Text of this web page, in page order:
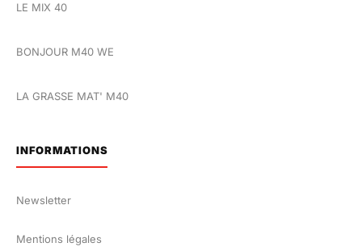
LE MIX 40
BONJOUR M40 WE
LA GRASSE MAT' M40
INFORMATIONS
Newsletter
Mentions légales